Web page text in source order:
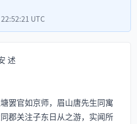
UTC
述
罢官如京师，眉山唐先生同寓
郡关注子东日从之游，实闻所